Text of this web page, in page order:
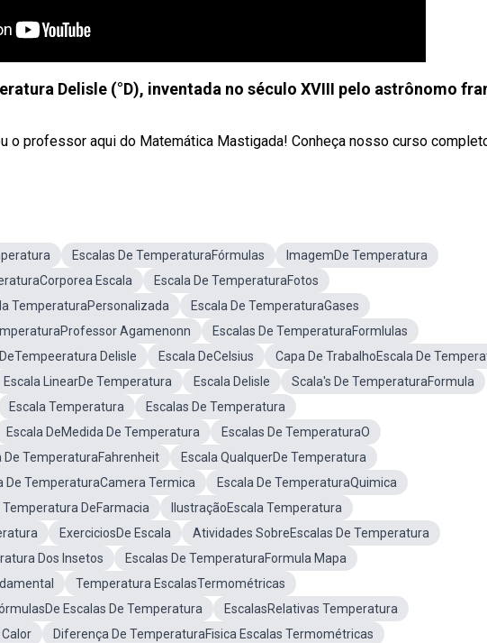
Delisle (°D), inventada no século XVIII pelo astrônomo
o professor aqui do Matemática Mastigada! Conheça nosso curso
Escalas De TemperaturaFórmulas
ImagemDe Temperatura
Escala
Escala De TemperaturaFotos
TemperaturaPersonalizada
Escala De TemperaturaGases
Agamenonn
Escalas De TemperaturaFormlulas
Delisle Escala DeCelsius
Capa De TrabalhoEscala De
Escala LinearDe Temperatura Escala Delisle
Scala's De TemperaturaFormula
Escala Temperatura
Escalas De Temperatura
Escala DeMedida De Temperatura
Escalas De TemperaturaO
De TemperaturaFahrenheit
Escala QualquerDe Temperatura
De TemperaturaCamera Termica
Escala De TemperaturaQuimica
Temperatura DeFarmacia
IlustraçãoEscala Temperatura
ExerciciosDe Escala
Atividades SobreEscalas De Temperatura
Dos Insetos
Escalas De TemperaturaFormula Mapa
Temperatura EscalasTermométricas
Escalas De Temperatura
EscalasRelativas Temperatura
Diferença De TemperaturaFisica Escalas Termométricas